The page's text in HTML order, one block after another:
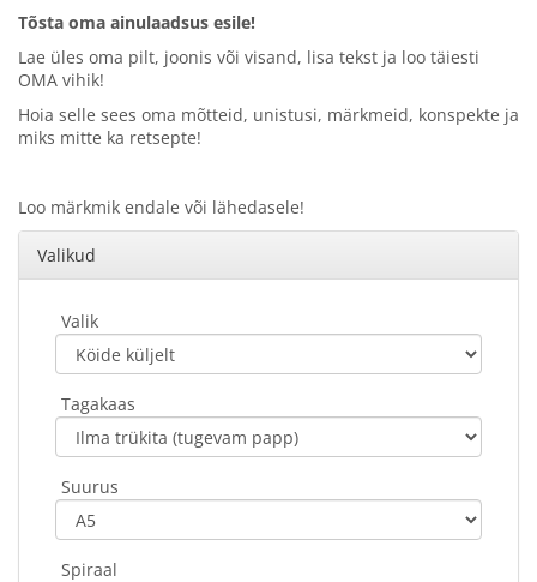
Tõsta oma ainulaadsus esile!
Lae üles oma pilt, joonis või visand, lisa tekst ja loo täiesti
OMA vihik!
Hoia selle sees oma mõtteid, unistusi, märkmeid, konspekte ja
miks mitte ka retsepte!
Loo märkmik endale või lähedasele!
Valikud
Valik
Tagakaas
Suurus
Spiraal